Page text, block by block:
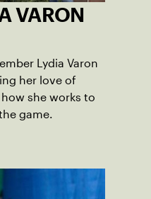
VARON
Lydia Varon
her love of
she works to
game.